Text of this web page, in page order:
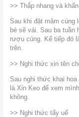
>> Thắp nhang và
Sau khi đặt mâm cúng
bé sẽ vái. Sau ba
rượu cúng. Kế tiếp đó
trên.
>> Nghi thức xin tên
Sau nghi thức khai
là Xin Keo để xem
không.
>> Nghi thức tẩy uế